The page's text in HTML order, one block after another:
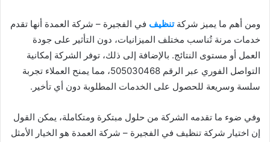
ومن أهم ما يميز شركةتنظيف في الفجيرة – شركة العمدة أنها تقدم
خدمات مرنة تُناسب مختلف الميزانيات، دون التأثير على جودة
العمل أو مستوى النتائج. بالإضافة إلى ذلك، توفر الشركة إمكانية
التواصل الفوري عبر الرقم 505030468، مما يمنح العملاء تجربة
سلسة وسريعة للحصول على الخدمات المطلوبة دون أي تأخير.
وفي ضوء ما تقدمه الشركة من حلول مبتكرة ومتكاملة، يمكن القول
إن اختيار شركة تنظيف في الفجيرة – شركة العمدة هو الخيار الأمثل